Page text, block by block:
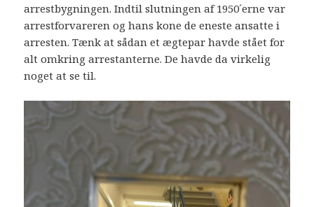
arrestbygningen. Indtil slutningen af 1950´erne var
arrestforvareren og hans kone de eneste ansatte i
arresten. Tænk at sådan et ægtepar havde stået for
alt omkring arrestanterne. De havde da virkelig
noget at se til.